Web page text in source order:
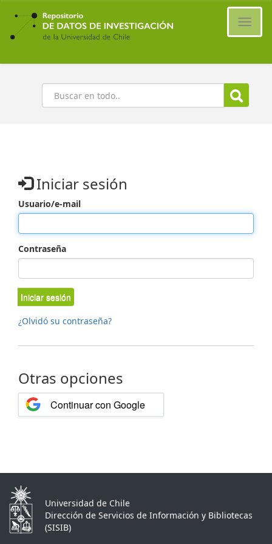
Ir
contenido
principal
Buscar
Iniciar sesión
Usuario/e-mail
Contraseña
Iniciar sesión
¿Olvidó su contraseña?
Otras opciones
Continuar con Google
Universidad de Chile
Dirección de Servicios de Información y Bibliotecas
(SISIB)